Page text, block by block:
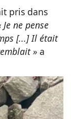
pris dans
Je ne pense
[...] Il était
» a